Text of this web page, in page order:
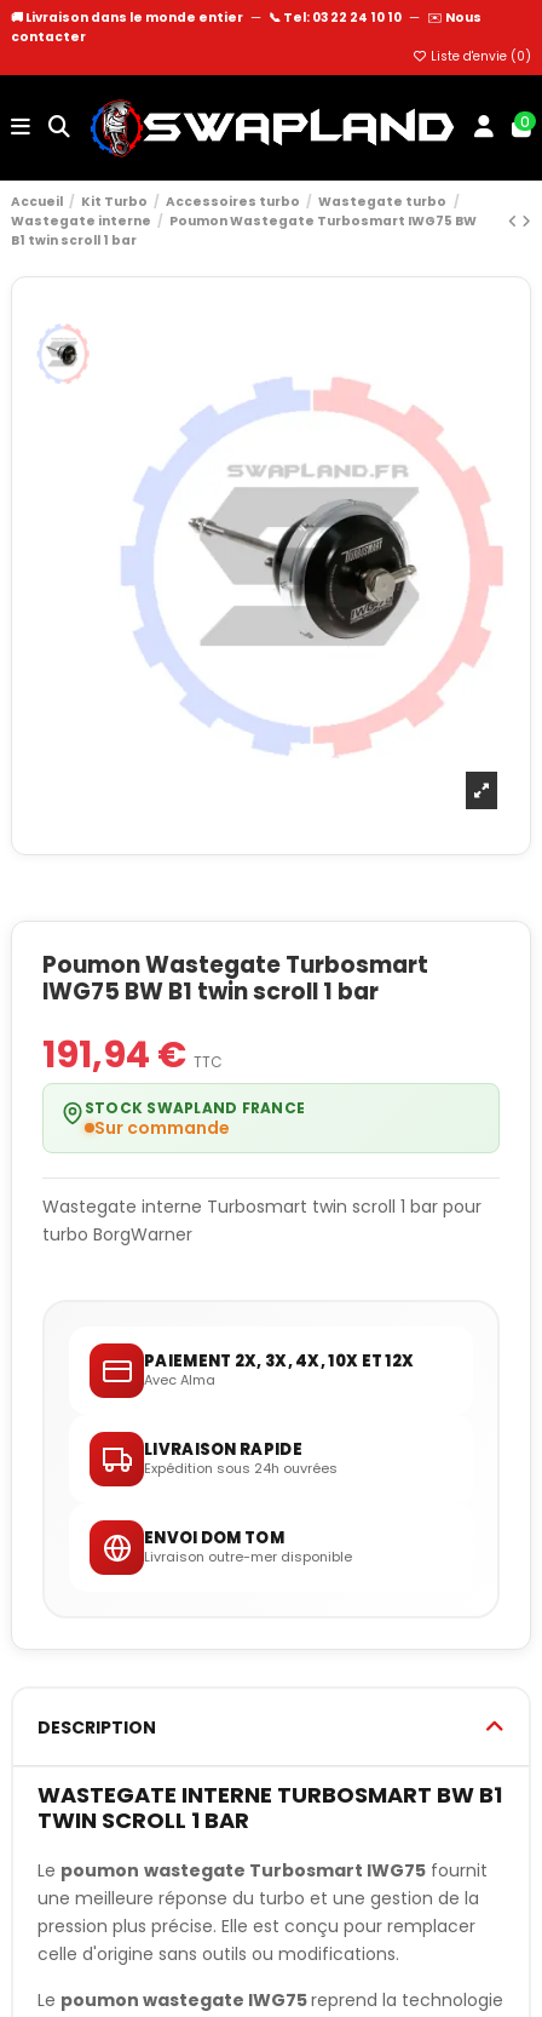
🚚 Livraison dans le monde entier — 📞 Tel: 03 22 24 10 10 — ✉️ Nous
contacter
Liste d'envie (0)
0
Accueil Kit Turbo Accessoires turbo
Wastegate turbo
Wastegate interne
Poumon Wastegate Turbosmart IWG75 BW
B1 twin scroll 1 bar
Poumon Wastegate Turbosmart
IWG75 BW B1 twin scroll 1 bar
191,94 € TTC
STOCK SWAPLAND FRANCE
Sur commande
Wastegate interne Turbosmart twin scroll 1 bar pour
turbo BorgWarner
PAIEMENT 2X, 3X, 4X, 10X ET 12X
Avec Alma
LIVRAISON RAPIDE
Expédition sous 24h ouvrées
ENVOI DOM TOM
Livraison outre-mer disponible
DESCRIPTION
WASTEGATE INTERNE TURBOSMART BW B1
TWIN SCROLL 1 BAR
Le poumon wastegate Turbosmart IWG75 fournit
une meilleure réponse du turbo et une gestion de la
pression plus précise. Elle est conçu pour remplacer
celle d'origine sans outils ou modifications.
Le poumon wastegate IWG75reprend la technologie